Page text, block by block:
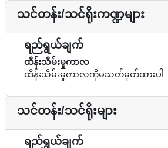
သင်တန်း/သင်ရိုးကဏ္ဍများ
ရည်ရွယ်ချက်
ထိန်းသိမ်းမှုကာလ
ထိန်းသိမ်းမှုကာလကိုမသတ်မှတ်ထားပါ
သင်တန်း/သင်ရိုးများ
ရည်ရွယ်ချက်